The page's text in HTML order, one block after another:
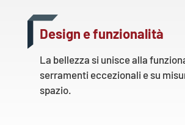
Design e funzionalità
La bellezza si unisce alla
serramenti eccezionali e su
spazio.